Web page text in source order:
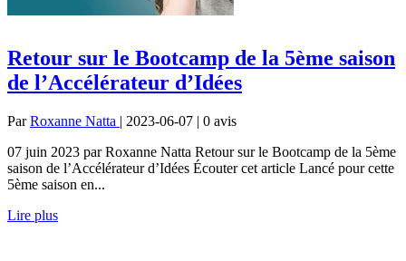
Retour sur le Bootcamp de la 5ème saison
de l’Accélérateur d’Idées
ParRoxanne Natta | 2023-06-07 | 0 avis
07 juin 2023 par Roxanne Natta Retour sur le Bootcamp de la 5ème
saison de l’Accélérateur d’Idées Écouter cet article Lancé pour cette
5ème saison en...
Lire plus